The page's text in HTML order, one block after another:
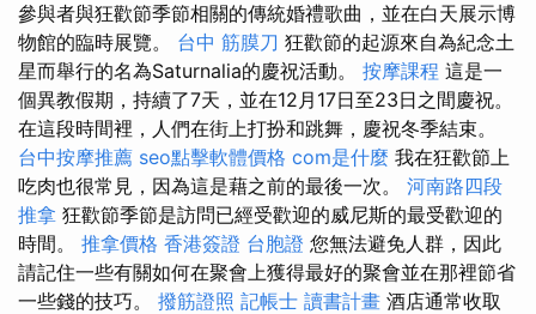
參與者與狂歡節季節相關的傳統婚禮歌曲，並在白天展示博
物館的臨時展覽。 台中 筋膜刀 狂歡節的起源來自為紀念土
星而舉行的名為Saturnalia的慶祝活動。 按摩課程 這是一
個異教假期，持續了7天，並在12月17日至23日之間慶祝。
在這段時間裡，人們在街上打扮和跳舞，慶祝冬季結束。
台中按摩推薦 seo點擊軟體價格 com是什麼 我在狂歡節上
吃肉也很常見，因為這是藉之前的最後一次。 河南路四段
推拿 狂歡節季節是訪問已經受歡迎的威尼斯的最受歡迎的
時間。 推拿價格 香港簽證 台胞證 您無法避免人群，因此
請記住一些有關如何在聚會上獲得最好的聚會並在那裡節省
一些錢的技巧。 撥筋證照 記帳士 讀書計畫 酒店通常收取